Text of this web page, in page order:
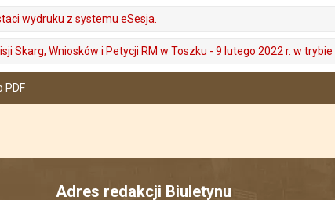
wydruku z systemu eSesja.
Skarg, Wniosków i Petycji RM w Toszku - 9 lutego 2022 r. w
PDF
Adres redakcji Biuletynu